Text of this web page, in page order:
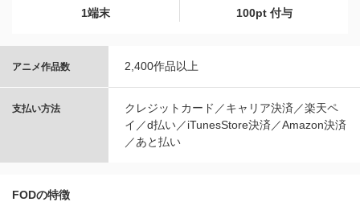
1端末 100pt 付与
アニメ作品数 2,400作品以上
支払い方法
クレジットカード／キャリア決済／楽天ペ
イ／d払い／iTunesStore決済／Amazon決済
／あと払い
FODの特徴